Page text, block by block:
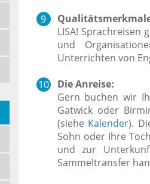
LISA! Sprachreisen
und
Unterrichten von
Die Anreise:
Gern buchen wir
Gatwick oder
(siehe Kalender).
Sohn oder Ihre
und zur
Sammeltransfer